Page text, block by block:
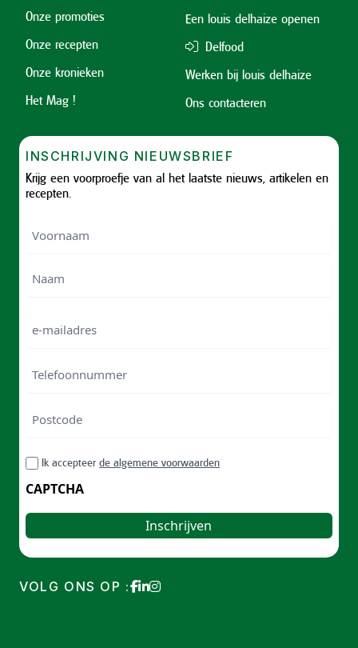
Onze promoties
Onze recepten
Onze kronieken
Het Mag !
Een louis delhaize openen
Delfood
Werken bij louis delhaize
Ons contacteren
INSCHRIJVING NIEUWSBRIEF
Krijg een voorproefje van al het laatste nieuws, artikelen en
recepten.
mailadres
/
Postal
RGPDIk accepteer de algemene voorwaarden
CAPTCHA
VOLG ONS OP :